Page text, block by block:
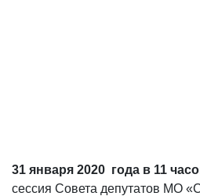
31 января 2020 года в 11
сессия Совета депутатов МО